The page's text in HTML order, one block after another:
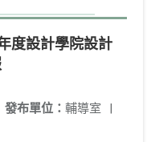
度設計學院設計
發布單位： 輔導室 |